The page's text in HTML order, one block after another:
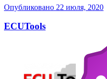
Опубликовано 22 июля, 2020
ECUTools